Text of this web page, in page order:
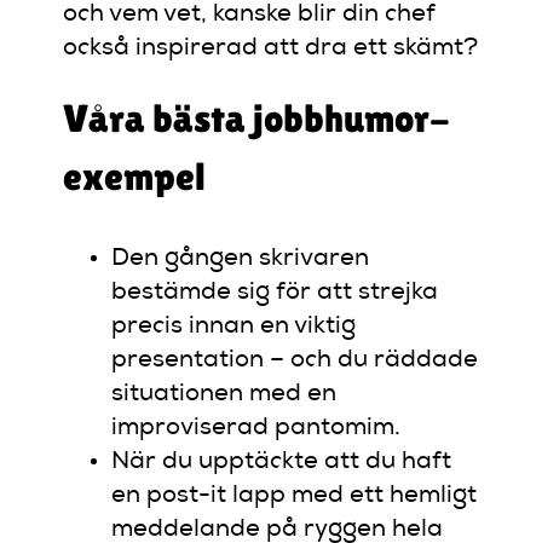
och vem vet, kanske blir din chef
också inspirerad att dra ett skämt?
Våra bästa jobbhumor-
exempel
Den gången skrivaren
bestämde sig för att strejka
precis innan en viktig
presentation – och du räddade
situationen med en
improviserad pantomim.
När du upptäckte att du haft
en post-it lapp med ett hemligt
meddelande på ryggen hela